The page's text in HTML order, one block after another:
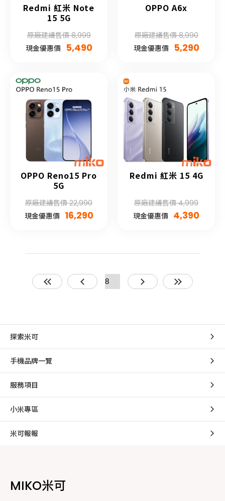
Redmi 紅米 Note
15 5G
原廠建議售價 8,999
現金優惠價
5,490
OPPO A6x
原廠建議售價 8,990
現金優惠價
5,290
OPPO Reno15 Pro
5G
原廠建議售價 22,990
現金優惠價 16,290
Redmi 紅米 15 4G
原廠建議售價 4,999
現金優惠價 4,390
探索米可
手機品牌一覽
服務項目
小米專區
米可報報
MIKO米可